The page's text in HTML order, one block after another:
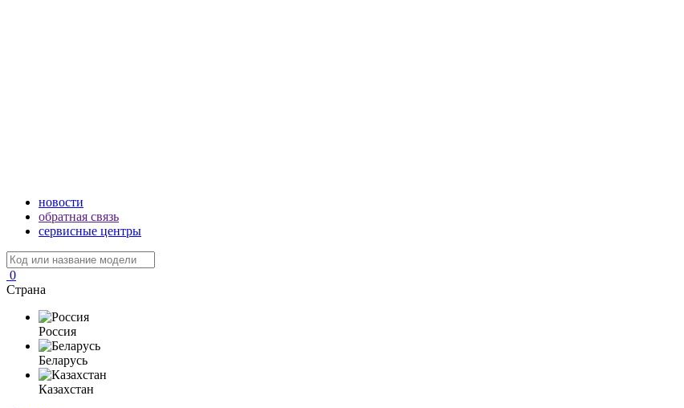
новости
обратная связь
сервисные центры
0
Страна
Россия
Беларусь
Казахстан